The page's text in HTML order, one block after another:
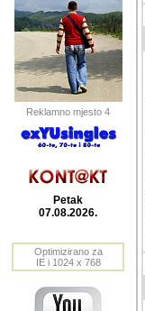
Reklamno mjesto 4
Petak
07.08.2026.
Optimizirano za
IE i 1024 x 768